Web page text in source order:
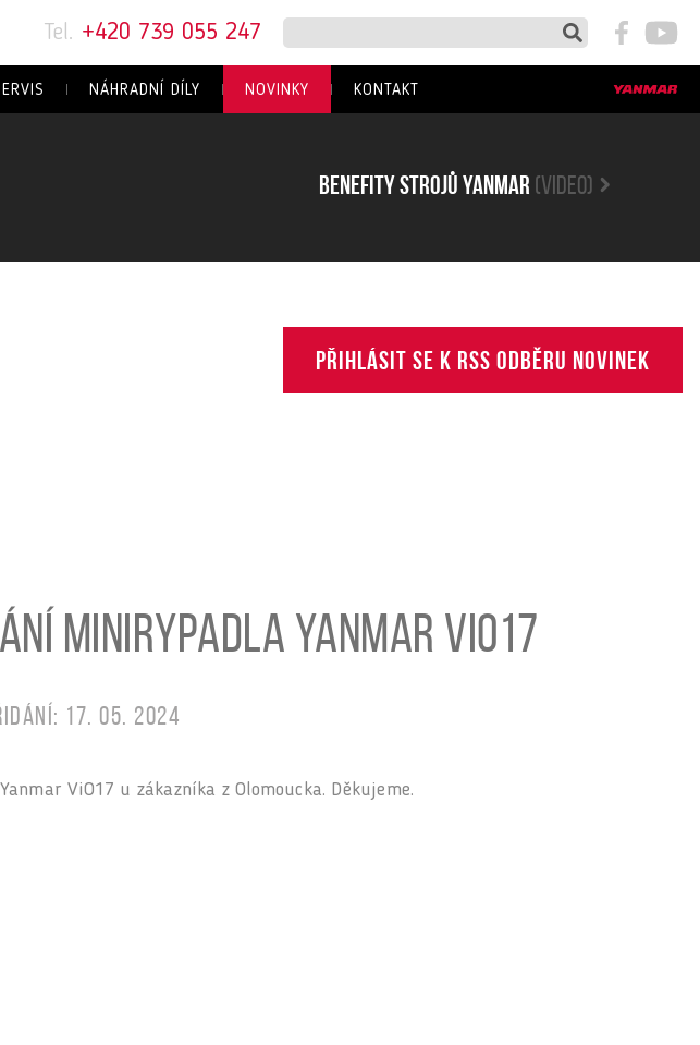
Tel. +420 739 055 247
NÁHRADNÍ DÍLY NOVINKY KONTAKT
Benefity strojů yanmar (video)
Přihlásit se k RSS odběru novinek
minirypadla Yanmar ViO17
17. 05. 2024
ViO17 u zákazníka z Olomoucka. Děkujeme.